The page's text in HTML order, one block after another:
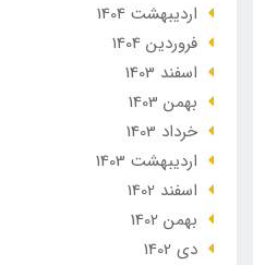
ارديبهشت 1404
فروردین 1404
اسفند 1403
بهمن 1403
خرداد 1403
ارديبهشت 1403
اسفند 1402
بهمن 1402
دی 1402